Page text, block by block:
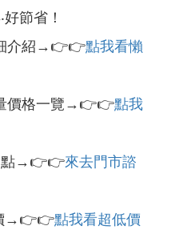
節省！
介紹→👉👉點我看懶
價格一覽→👉👉點我
點→👉👉來去門市諮
→👉👉點我看超低價